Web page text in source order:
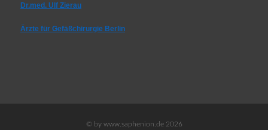
Dr.med. Ulf Zierau
Ärzte für Gefäßchirurgie Berlin
© by www.saphenion.de 2026